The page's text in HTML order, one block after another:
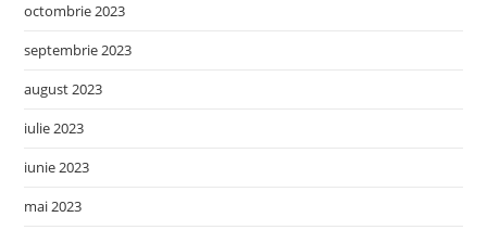
octombrie 2023
septembrie 2023
august 2023
iulie 2023
iunie 2023
mai 2023